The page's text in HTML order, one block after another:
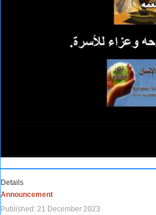
Details
Announcement
Published: 21 December 2023